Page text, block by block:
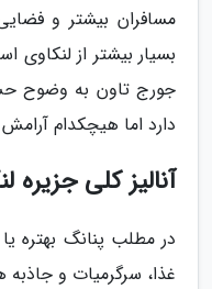
مسافران بیشتر و
بسیار بیشتر از
جورج تاون به وضوح
دارد اما هیچکدام
آنالیز کلی جزیره
در مطلب پنانگ بهتره
غذا، سرگرمیات و